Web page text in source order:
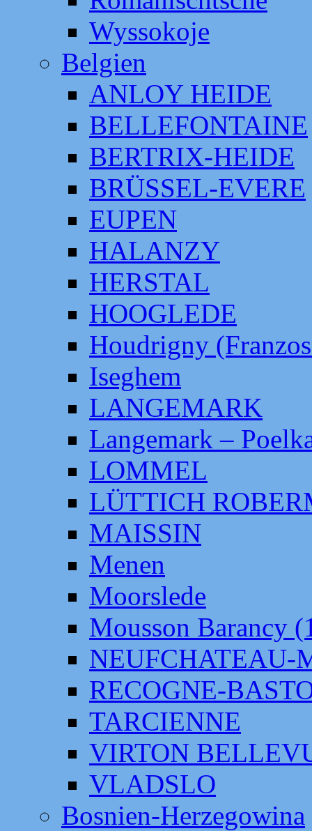
Wyssokoje
Belgien
ANLOY HEIDE
BELLEFONTAINE
BERTRIX-HEIDE
BRÜSSEL-EVERE
EUPEN
HALANZY
HERSTAL
HOOGLEDE
Houdrigny
Iseghem
LANGEMARK
Langemark –
LOMMEL
LÜTTICH
MAISSIN
Menen
Moorslede
Mousson Barancy
NEUFCHATEAU-
RECOGNE-
TARCIENNE
VIRTON
VLADSLO
Bosnien-Herzegowina